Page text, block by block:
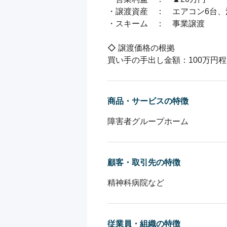
・譲渡資産　：　エアコン6台
・スキーム　：　事業譲渡
◇ 譲渡価格の根拠
買い手の手出し金額：100万円
商品・サービスの特徴
障害者グループホーム
顧客・取引先の特徴
精神科病院など
従業員・組織の特徴